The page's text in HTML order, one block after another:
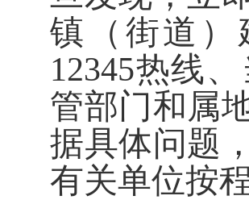
镇（ 街道
12345热线
管部门和属
据具体问题
有关单位按